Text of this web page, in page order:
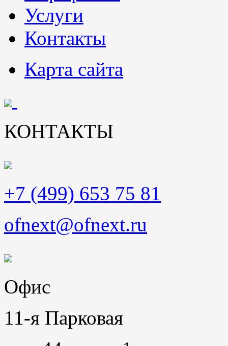
Услуги
Контакты
Карта сайта
КОНТАКТЫ
+7 (499) 653 75 81
ofnext@ofnext.ru
Офис
11-я Парковая